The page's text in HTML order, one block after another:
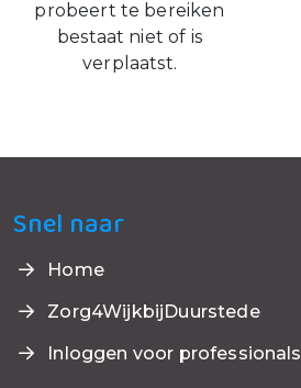
probeert te bereiken
bestaat niet of is
verplaatst.
Snel naar
Home
Zorg4WijkbijDuurstede
Inloggen voor professionals